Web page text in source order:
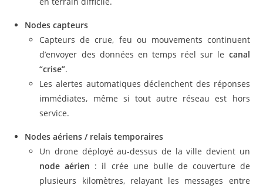
Nodes capteurs
Capteurs de crue, feu ou mouvements continuent
d’envoyer des données en temps réel sur le canal
“crise”.
Les alertes automatiques déclenchent des réponses
immédiates, même si tout autre réseau est hors
service.
Nodes aériens / relais temporaires
Un drone déployé au-dessus de la ville devient un
node aérien : il crée une bulle de couverture de
plusieurs kilomètres, relayant les messages entre